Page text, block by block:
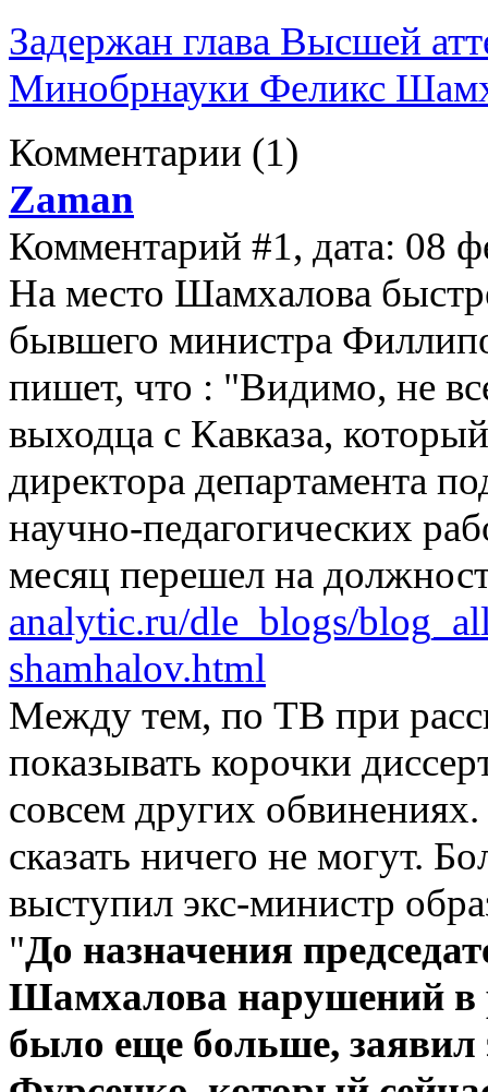
Задержан глава Высшей
Минобрнауки Феликс
Комментарии (1)
Zaman
Комментарий #1, дата: 08
На место Шамхалова
бывшего министра
пишет, что : "Видимо, не
выходца с Кавказа,
директора департамента
научно-педагогических
месяц перешел на
analytic.ru/dle_blogs/
shamhalov.html
Между тем, по ТВ при
показывать корочки
совсем других
сказать ничего не могут.
выступил экс-министр
"До назначения
Шамхалова нарушений в
было еще больше, заявил